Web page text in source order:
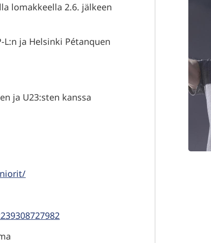
lomakkeella 2.6. jälkeen
ja Helsinki Pétanquen
ja U23:sten kanssa